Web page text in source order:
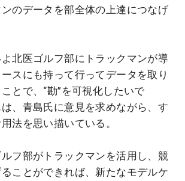
のデータを部全体の上達につなげ
北医ゴルフ部にトラックマンが導
スにも持って行ってデータを取り
とで、“勘”を可視化したいで
、青島氏に意見を求めながら、す
法を思い描いている。
フ部がトラックマンを活用し、競
ことができれば、新たなモデルケ